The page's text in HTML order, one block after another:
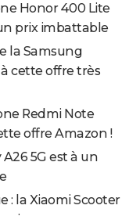
Honor 400 Lite
prix imbattable
la Samsung
cette offre très
Redmi Note
offre Amazon !
5G est à un
: la Xiaomi Scooter